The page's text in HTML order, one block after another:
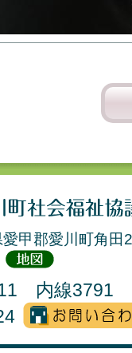
甲郡愛川町角田
内線